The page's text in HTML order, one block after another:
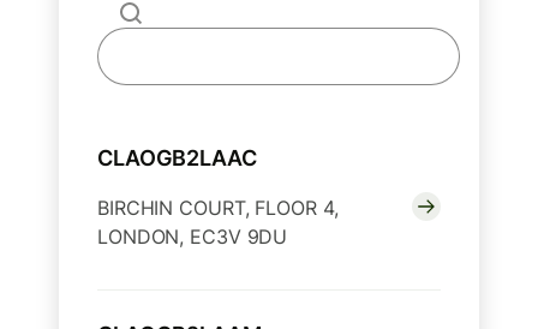
CLAOGB2LAAC
BIRCHIN COURT, FLOOR 4,
LONDON, EC3V 9DU